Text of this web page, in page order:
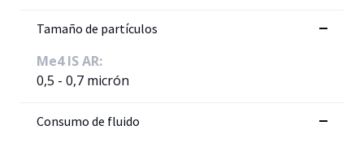
Tamaño de partículos
Me4 IS AR:
0,5 - 0,7 micrón
Consumo de fluido